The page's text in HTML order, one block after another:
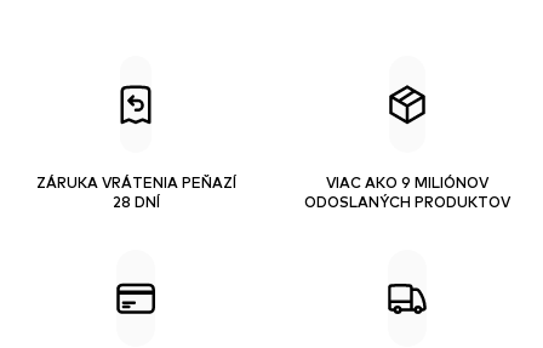
ZÁRUKA VRÁTENIA PEŇAZÍ
28 DNÍ
VIAC AKO 9 MILIÓNOV
ODOSLANÝCH PRODUKTOV